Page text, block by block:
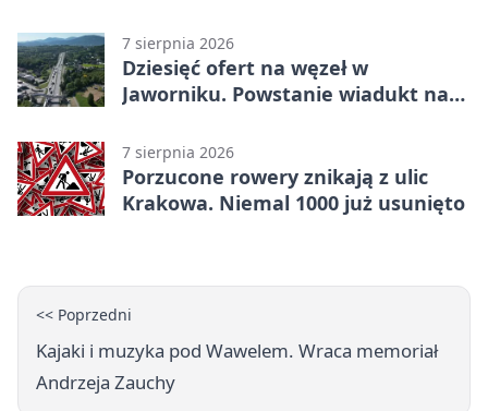
7 sierpnia 2026
Dziesięć ofert na węzeł w
Jaworniku. Powstanie wiadukt nad
7 sierpnia 2026
Porzucone rowery znikają z ulic
Krakowa. Niemal 1000 już usunięto
<< Poprzedni
Kajaki i muzyka pod Wawelem. Wraca memoriał
Andrzeja Zauchy